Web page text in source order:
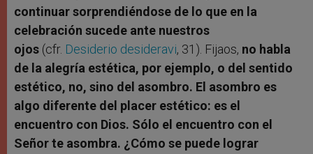
continuar sorprendiéndose de lo que en la
celebración sucede ante nuestros
ojos (cfr. Desiderio desideravi, 31). Fijaos, no habla
de la alegría estética, por ejemplo, o del sentido
estético, no, sino del asombro. El asombro es
algo diferente del placer estético: es el
encuentro con Dios. Sólo el encuentro con el
Señor te asombra. ¿Cómo se puede lograr